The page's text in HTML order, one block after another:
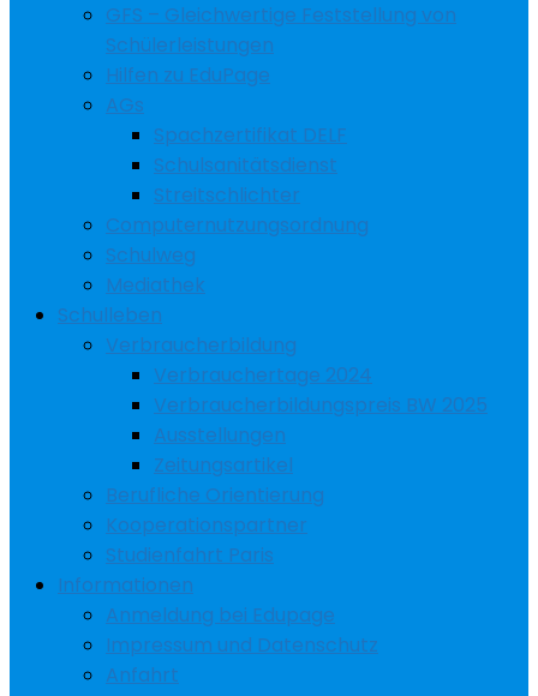
GFS – Gleichwertige Feststellung von
Schülerleistungen
Hilfen zu EduPage
AGs
Spachzertifikat DELF
Schulsanitätsdienst
Streitschlichter
Computernutzungsordnung
Schulweg
Mediathek
Schulleben
Verbraucherbildung
Verbrauchertage 2024
Verbraucherbildungspreis BW 2025
Ausstellungen
Zeitungsartikel
Berufliche Orientierung
Kooperationspartner
Studienfahrt Paris
Informationen
Anmeldung bei Edupage
Impressum und Datenschutz
Anfahrt